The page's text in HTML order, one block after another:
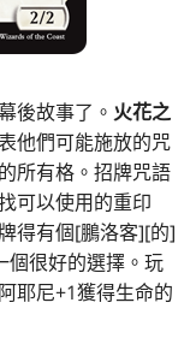
後故事了。 火花之
他們可能施放的咒
所有格。招牌咒語
可以使用的重印
得有個[鵬洛客][的]
個很好的選擇。玩
耶尼+1獲得生命的